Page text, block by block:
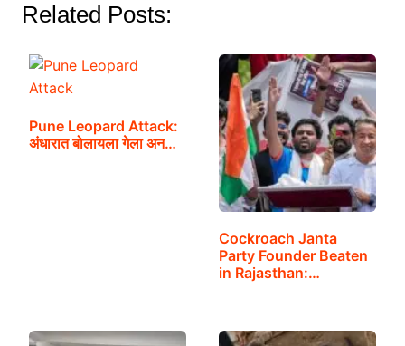
Related Posts:
Pune Leopard Attack:
अंधारात बोलायला गेला अन…
Cockroach Janta
Party Founder Beaten
in Rajasthan:…